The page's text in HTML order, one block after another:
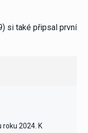
si také připsal první
2024. K